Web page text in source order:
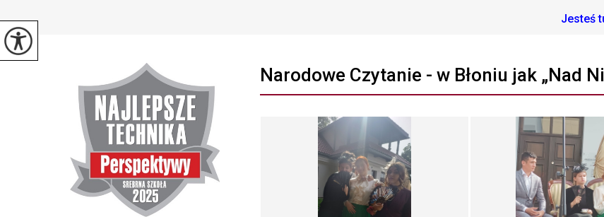
Jesteś
Narodowe Czytanie - w Błoniu jak „Nad